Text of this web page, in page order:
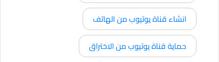
انشاء قناة يوتيوب من الهاتف
حماية قناة يوتيوب من الاختراق